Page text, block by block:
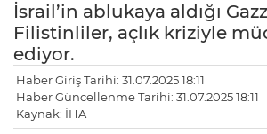
İsrail’in ablukaya aldığı
Filistinliler, açlık kriziyle
ediyor.
Haber Giriş Tarihi: 31.07.2025 18:11
Haber Güncellenme Tarihi: 31.07.2025 18:11
Kaynak: İHA